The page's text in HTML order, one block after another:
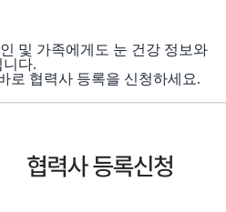
및 가족에게도 눈 건강 정보와
다.
로 협력사 등록을 신청하세요.